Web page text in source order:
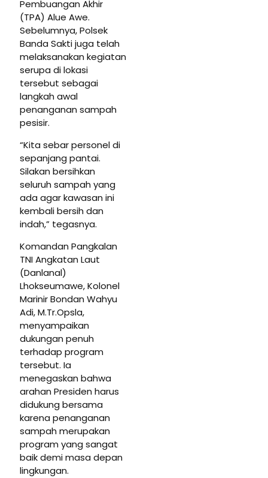
Pembuangan Akhir
(TPA) Alue Awe.
Sebelumnya, Polsek
Banda Sakti juga telah
melaksanakan kegiatan
serupa di lokasi
tersebut sebagai
langkah awal
penanganan sampah
pesisir.
“Kita sebar personel di
sepanjang pantai.
Silakan bersihkan
seluruh sampah yang
ada agar kawasan ini
kembali bersih dan
indah,” tegasnya.
Komandan Pangkalan
TNI Angkatan Laut
(Danlanal)
Lhokseumawe, Kolonel
Marinir Bondan Wahyu
Adi, M.Tr.Opsla,
menyampaikan
dukungan penuh
terhadap program
tersebut. Ia
menegaskan bahwa
arahan Presiden harus
didukung bersama
karena penanganan
sampah merupakan
program yang sangat
baik demi masa depan
lingkungan.